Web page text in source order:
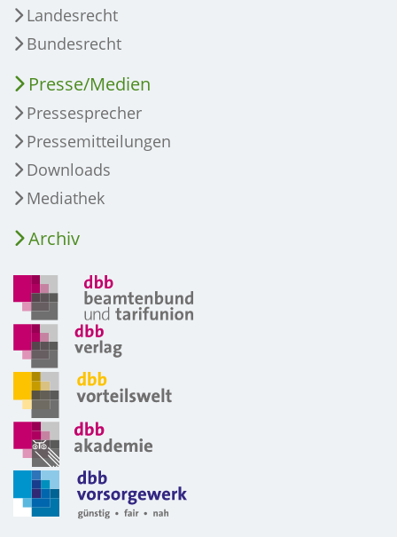
Landesrecht
Bundesrecht
Presse/Medien
Pressesprecher
Pressemitteilungen
Downloads
Mediathek
Archiv